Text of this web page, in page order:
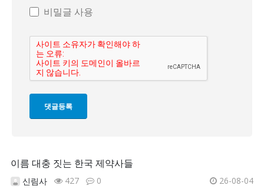
비밀글 사용
이름 대충 짓는 한국 제약사들
신림사 427 0 26-08-04